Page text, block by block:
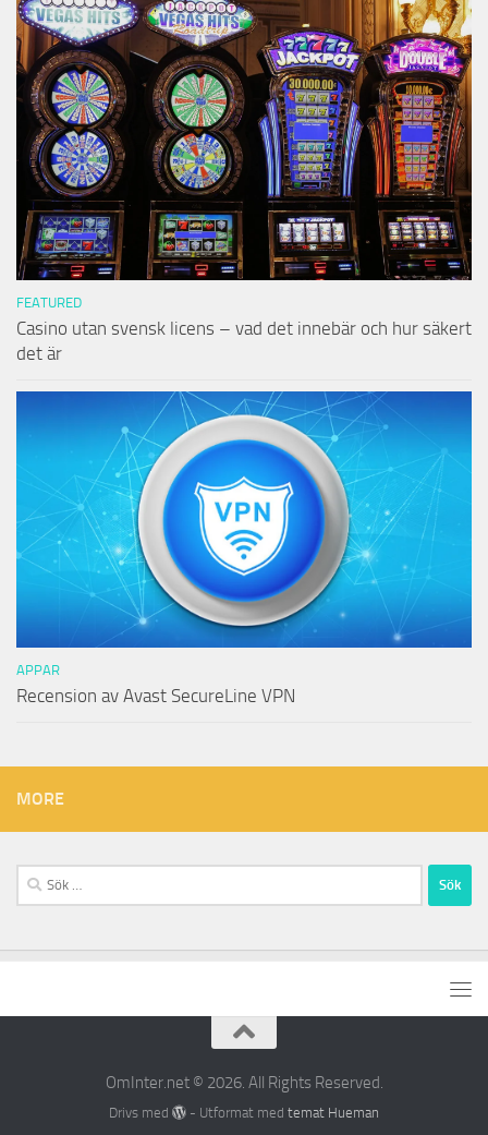
FEATURED
Casino utan svensk licens – vad det innebär och hur säkert
det är
APPAR
Recension av Avast SecureLine VPN
MORE
Sök
efter:
OmInter.net © 2026. All Rights Reserved.
Drivs med - Utformat medtemat Hueman